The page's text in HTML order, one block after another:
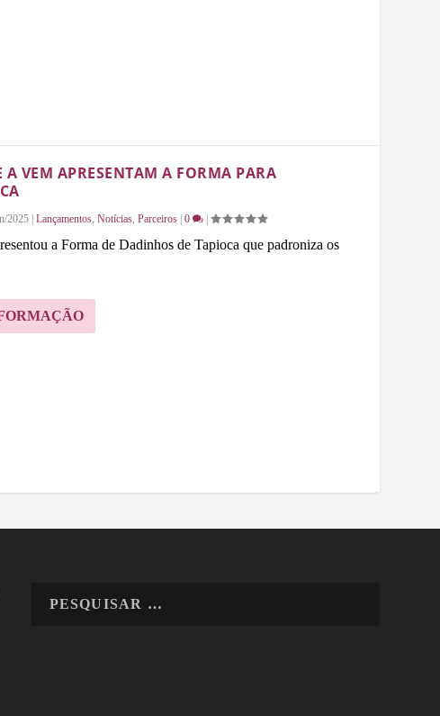
VEM APRESENTAM A FORMA PARA
2025 | Lançamentos Notícias Parceiros | 0 |
a Forma de Dadinhos de Tapioca que padroniza os